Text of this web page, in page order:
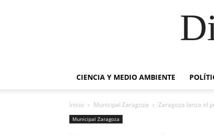
CIENCIA Y MEDIO AMBIENTE
Inicio Municipal Zaragoza Zaragoza lanza el
Municipal Zaragoza